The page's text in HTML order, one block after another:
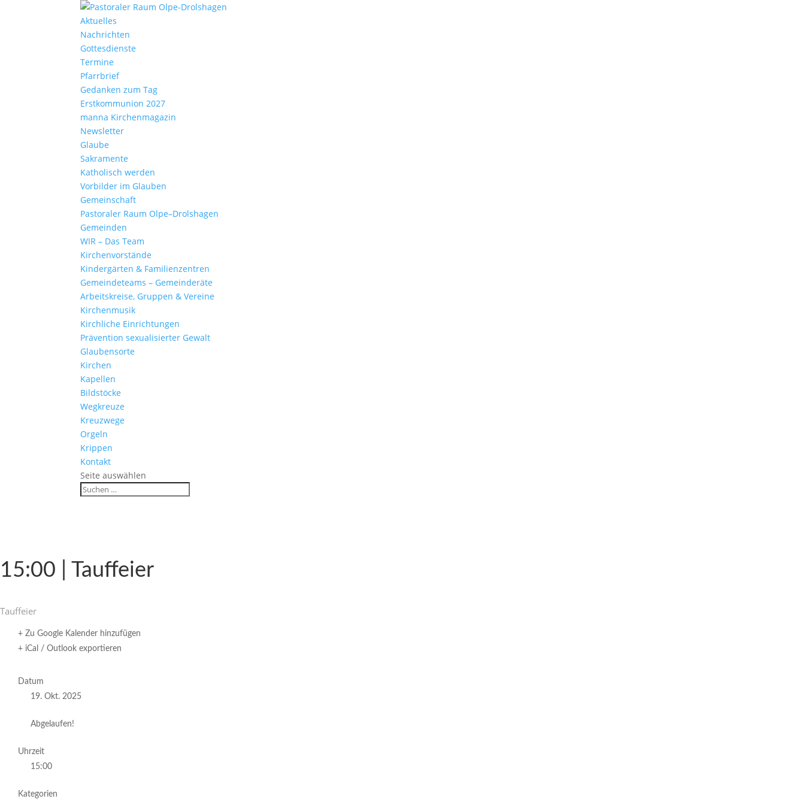
Aktu­elles
Nach­richten
Gottes­dienste
Termine
Pfarr­brief
Gedanken zum Tag
Erst­kom­mu­nion 2027
manna Kirchen­ma­gazin
News­letter
Glaube
Sakra­mente
Katho­lisch werden
Vorbilder im Glauben
Gemein­schaft
Pasto­raler Raum Olpe–Drolshagen
Gemeinden
WIR – Das Team
Kirchen­vor­stände
Kinder­gärten & Familienzentren
Gemein­de­teams – Gemeinderäte
Arbeits­kreise, Gruppen & Vereine
Kirchen­musik
Kirch­liche Einrichtungen
Präven­tion sexua­li­sierter Gewalt
Glau­ben­s­orte
Kirchen
Kapellen
Bild­stöcke
Wegkreuze
Kreuz­wege
Orgeln
Krippen
Kontakt
Seite auswählen
15:00 | Tauffeier
Tauf­feier
+ Zu Google Kalender hinzufügen
+ iCal / Outlook exportieren
Datum
19. Okt. 2025
Abgelaufen!
Uhrzeit
15:00
Kategorien